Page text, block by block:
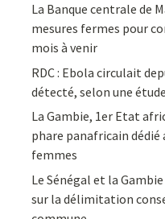
La Banque centrale de
mesures fermes pour
mois à venir
RDC : Ebola circulait
détecté, selon une étude
La Gambie, 1er Etat
phare panafricain dédié
femmes
Le Sénégal et la
sur la délimitation